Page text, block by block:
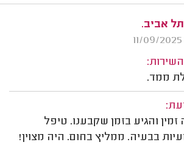
תל אביב.
ממד.
זמין והגיע בזמן שקבענו. טיפל
בבעיה. ממליץ בחום. היה מצוין!